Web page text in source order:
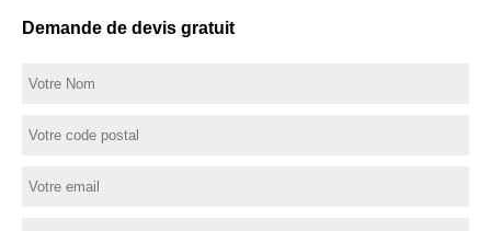
Demande de devis gratuit